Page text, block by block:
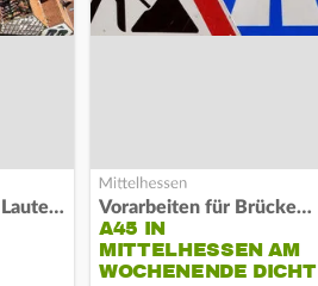
Fassungslos-Tat in Lauterbach Vorarbeiten für Brücken-Neubau
A45 IN
MITTELHESSEN AM
WOCHENENDE DICHT